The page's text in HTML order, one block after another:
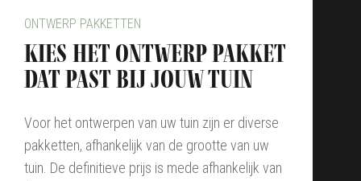
ONTWERP PAKKETTEN
Kies het ontwerp pakket
dat past bij jouw tuin
Voor het ontwerpen van uw tuin zijn er diverse
pakketten, afhankelijk van de grootte van uw
tuin. De definitieve prijs is mede afhankelijk van